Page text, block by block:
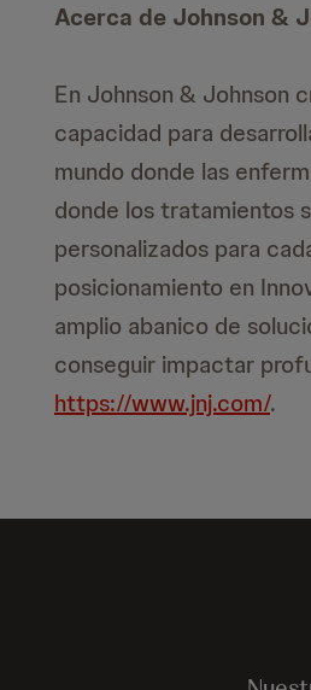
Acerca de Johnson &
En Johnson & Johnson
capacidad para
mundo donde las
donde los tratamientos
personalizados para
posicionamiento en
amplio abanico de
conseguir impactar
https://www.jnj.com/.